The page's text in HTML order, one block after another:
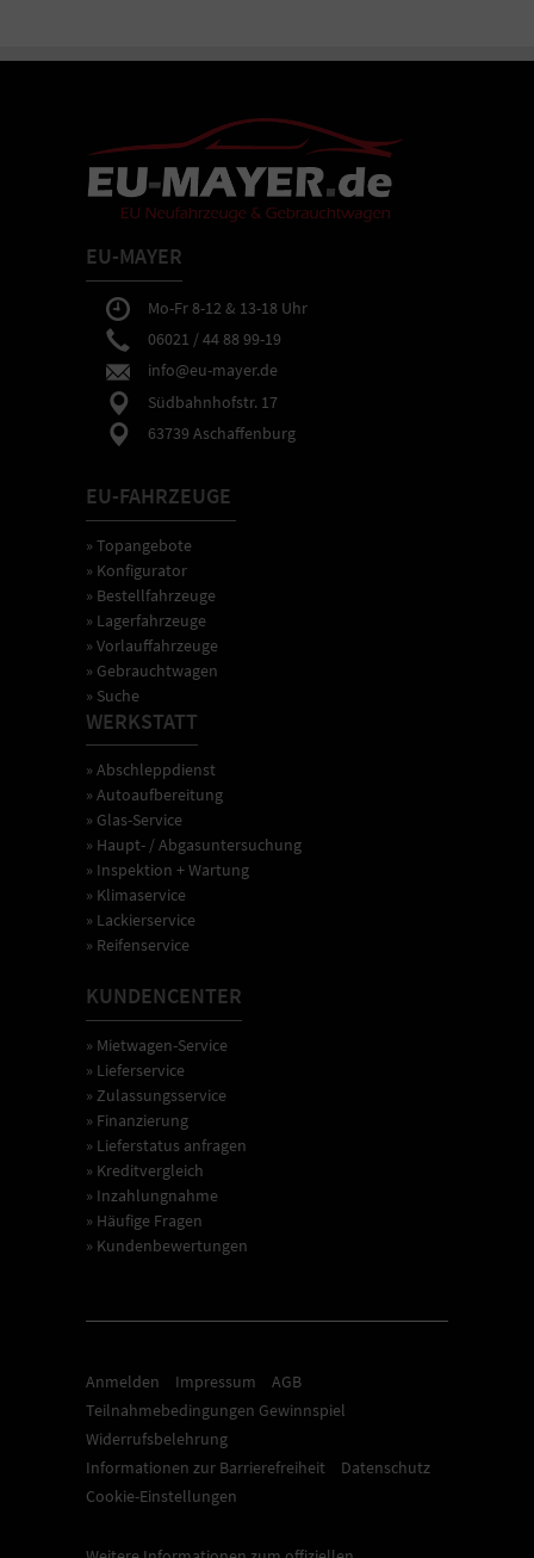
EU-MAYER
Mo-Fr 8-12 & 13-18 Uhr
06021 / 44 88 99-19
info@eu-mayer.de
Südbahnhofstr. 17
63739 Aschaffenburg
EU-FAHRZEUGE
» Topangebote
» Konfigurator
» Bestellfahrzeuge
» Lagerfahrzeuge
» Vorlauffahrzeuge
» Gebrauchtwagen
» Suche
WERKSTATT
» Abschleppdienst
» Autoaufbereitung
» Glas-Service
» Haupt- / Abgasuntersuchung
» Inspektion + Wartung
» Klimaservice
» Lackierservice
» Reifenservice
KUNDENCENTER
» Mietwagen-Service
» Lieferservice
» Zulassungsservice
» Finanzierung
» Lieferstatus anfragen
» Kreditvergleich
» Inzahlungnahme
» Häufige Fragen
» Kundenbewertungen
Anmelden Impressum
AGB
Teilnahmebedingungen Gewinnspiel
Widerrufsbelehrung
Informationen zur Barrierefreiheit
Datenschutz
Cookie-Einstellungen